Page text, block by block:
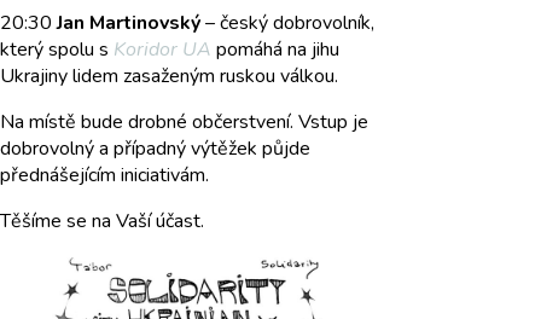
20:30Jan Martinovský– český dobrovolník,
který spolu s Koridor UA pomáhá na jihu
Ukrajiny lidem zasaženým ruskou válkou.
Na místě bude drobné občerstvení. Vstup je
dobrovolný a případný výtěžek půjde
přednášejícím iniciativám.
Těšíme se na Vaší účast.